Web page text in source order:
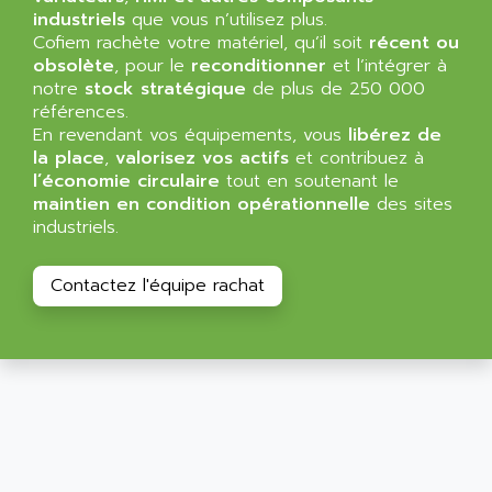
SIMATIC MP
MINI MAESTRO
NT3
CYBER 4000
RPX30
SINUMERIK 820/
LOGO
SIMATIC MULTIPANEL
CL200
DIGIVEX
CL300
ALLEGRO MICROSYSTEMS
ALLEN
ALLEN BRADLEY
ALLEN CODIERGERATE GMBH
ALLEN CODING SYSTEMS
ALLEN SYSTEMS
ALLIANCE INSTRUMENTS
ALLIED TELESIS
ALLIED TELESYN
industriels que vous n’utilisez plus.
Cofiem rachète votre matériel, qu’il soit récent ou
obsolète, pour le reconditionner et l’intégrer à
notre stock stratégique de plus de 250 000
références.
En revendant vos équipements, vous libérez de
la place, valorisez vos actifs et contribuez à
l’économie circulaire tout en soutenant le
maintien en condition opérationnelle des sites
industriels.
Contactez l'équipe rachat